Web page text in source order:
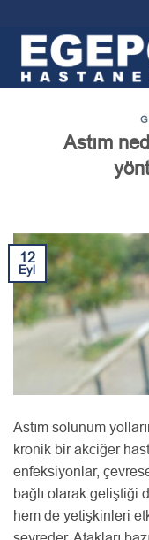
atla
Astım
12
Eyl
Astım solunum
kronik bir akciğer
enfeksiyonlar,
bağlı olarak geliştiği
hem de yetişkinleri